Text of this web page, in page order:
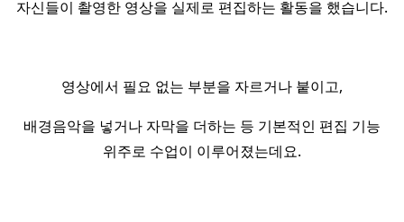
자신들이 촬영한 영상을 실제로 편집하는 활동을 했습니다.
영상에서 필요 없는 부분을 자르거나 붙이고,
배경음악을 넣거나 자막을 더하는 등 기본적인 편집 기능
위주로 수업이 이루어졌는데요.